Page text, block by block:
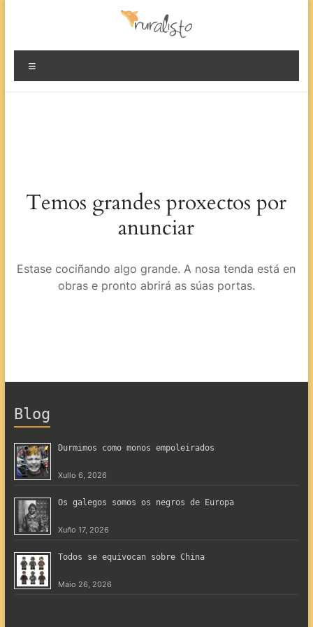
rural
Temos grandes proxectos por
anunciar
Estase cociñando algo grande. A nosa tenda está en
obras e pronto abrirá as súas portas.
Blog
Durmimos como monos empoleirados
Xullo 6, 2026
Os galegos somos os negros de Europa
Xuño 17, 2026
Todos se equivocan sobre China
Maio 26, 2026